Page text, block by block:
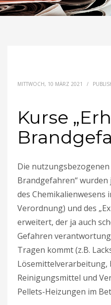
MITTWOCH, 10 MÄRZ 2021 /
Kurse
Die
Brandgefahren“
des Chemikalienwesens
Verordnung) und des
erweitert, der ja auch
Gefahren
Tragen kommt (z.B.
Lösemittelverarbeitung,
Reinigungsmittel und
Pellets-Heizungen im